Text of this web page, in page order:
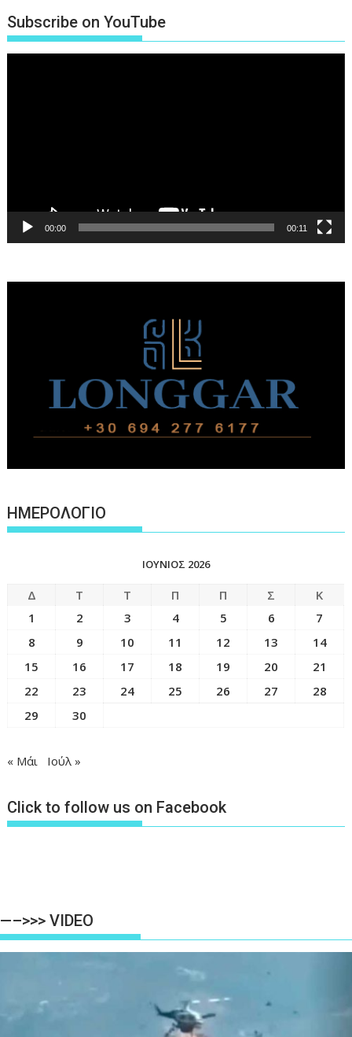
Subscribe on YouTube
00:00 00:11
ΗΜΕΡΟΛΟΓΙΟ
ΙΟΎΝΙΟΣ 2026
Δ Τ Τ Π Π Σ
Κ
1
2 3 4 5 6
7
8
9 10 11 12 13
14
15
16 17 18 19 20
21
22
23 24 25 26 27
28
29
30
« Μάι Ιούλ »
Click to follow us on Facebook
—–>>> VIDEO